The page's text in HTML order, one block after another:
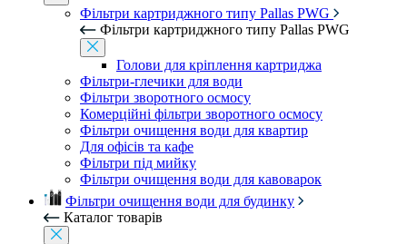
Фільтри картриджного типу Pallas PWG
Фільтри картриджного типу Pallas PWG
Голови для кріплення картриджа
Фільтри-глечики для води
Фільтри зворотного осмосу
Комерційні фільтри зворотного осмосу
Фільтри очищення води для квартир
Для офісів та кафе
Фільтри під мийку
Фільтри очищення води для кавоварок
Фільтри очищення води для будинку
Каталог товарів